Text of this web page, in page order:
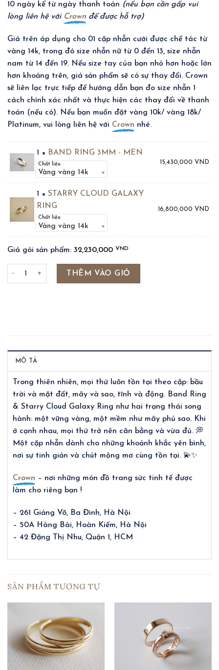
10 ngày kể từ ngày thanh toán (nếu bạn cần gấp vui
lòng liên hệ với Crownđể được hỗ trợ)
Giá trên áp dụng cho 01 cặp nhẫn cưới được chế tác từ
vàng 14k, trong đó size nhẫn nữ từ 0 đến 13, size nhẫn
nam từ 14 đến 19. Nếu size tay của bạn nhỏ hơn hoặc lớn
hơn khoảng trên, giá sản phẩm sẽ có sự thay đổi. Crown
sẽ liên lạc trực tiếp để hướng dẫn bạn đo size nhẫn 1
cách chính xác nhất và thực hiện các thay đổi về thanh
toán (nếu có). Nếu bạn muốn đặt vàng 10k/ vàng 18k/
Platinum, vui lòng liên hệ với Crown nhé.
1 × BAND RING 3MM - MEN
Chất liệu 15,430,000 VND
1 × STARRY CLOUD GALAXY
RING
Chất liệu
16,800,000 VND
Giá gói sản phẩm: 32,230,000 VND
BAND RING 3MM & STARRY CLOUD GALAXY RING số lượng
THÊM VÀO GIỎ
MÔ TẢ
Trong thiên nhiên, mọi thứ luôn tồn tại theo cặp: bầu
trời và mặt đất, mây và sao, tĩnh và động. Band Ring
& Starry Cloud Galaxy Ring như hai trạng thái song
hành: một vững vàng, một mềm như mây phủ sao. Khi
ở cạnh nhau, mọi thứ trở nên cân bằng và vừa đủ. 💭
Một cặp nhẫn dành cho những khoảnh khắc yên bình,
nơi sự tinh giản và chút mộng mơ cùng tồn tại. 💫✨
Crown – nơi những món đồ trang sức tinh tế được
làm cho riêng bạn !
– 261 Giảng Võ, Ba Đình, Hà Nội
– 50A Hàng Bài, Hoàn Kiếm, Hà Nội
– 42 Đặng Thị Nhu, Quận 1, HCM
SẢN PHẨM TƯƠNG TỰ